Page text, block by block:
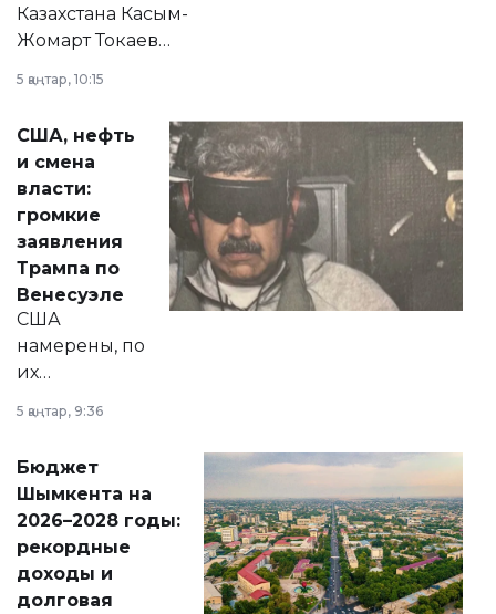
Казахстана Касым-
Жомарт Токаев
сразу несколько
актуальных тем —
от слухов о
политических
реформах до
вопросов армии,
экономики и
личного здоровья.
5 қаңтар, 10:15
США, нефть
и смена
власти:
громкие
заявления
Трампа по
Венесуэле
США
намерены, по
их
принести
народу
Венесуэлы.
5 қаңтар, 9:36
Бюджет
Шымкента на
2026–2028 годы:
рекордные
доходы и
долговая